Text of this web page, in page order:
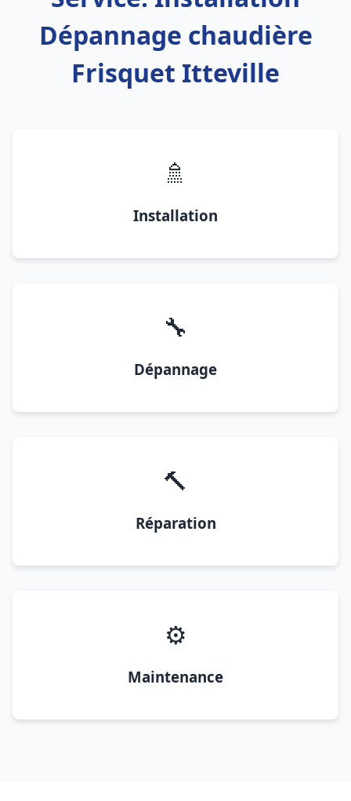
Dépannage chaudière
Frisquet Itteville
🚿
Installation
🔧
Dépannage
🔨
Réparation
⚙️
Maintenance